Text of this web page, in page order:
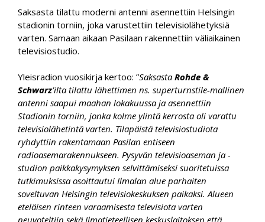
Saksasta tilattu moderni antenni asennettiin Helsingin
stadionin torniin, joka varustettiin televisiolähetyksiä
varten. Samaan aikaan Pasilaan rakennettiin väliaikainen
televisiostudio.
Yleisradion vuosikirja kertoo: ”Saksasta Rohde &
Schwarz’ilta tilattu lähettimen ns. superturnstile-mallinen
antenni saapui maahan lokakuussa ja asennettiin
Stadionin torniin, jonka kolme ylintä kerrosta oli varattu
televisiolähetintä varten. Tilapäistä televisiostudiota
ryhdyttiin rakentamaan Pasilan entiseen
radioasemarakennukseen. Pysyvän televisioaseman ja -
studion paikkakysymyksen selvittämiseksi suoritetuissa
tutkimuksissa osoittautui Ilmalan alue parhaiten
soveltuvan Helsingin televisiokeskuksen paikaksi. Alueen
eteläisen rinteen varaamisesta televisiota varten